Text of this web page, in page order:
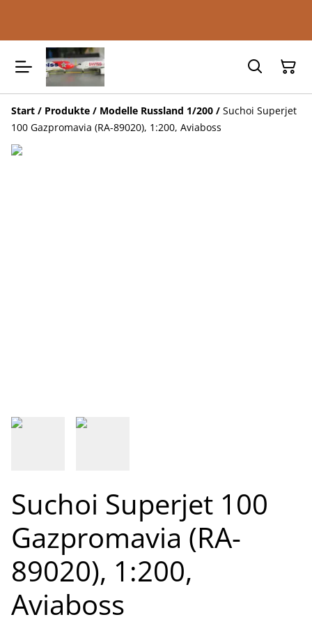
Start / Produkte / Modelle Russland 1/200 / Suchoi Superjet
100 Gazpromavia (RA-89020), 1:200, Aviaboss
Suchoi Superjet 100
Gazpromavia (RA-
89020), 1:200,
Aviaboss